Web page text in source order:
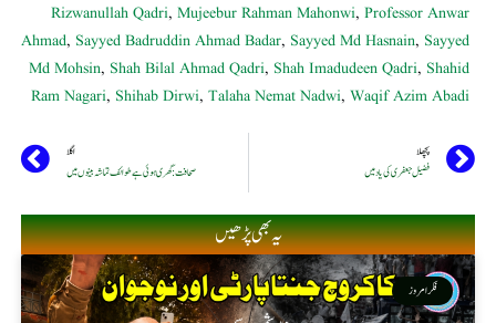
Rizwanullah Qadri,Mujeebur Rahman Mahonwi,Professor Anwar
Ahmad, Sayyed Badruddin Ahmad Badar, Sayyed Md Hasnain, Sayyed
Md Mohsin, Shah Bilal Ahmad Qadri, Shah Imadudeen Qadri, Shahid
Ram Nagari, Shihab Dirwi,Talaha Nemat Nadwi,Waqif Azim Abadi
پچھلا
فضیل جعفری کی یاد میں
اگلا
صحافت : گھری ہوئی ہے طوائف تماشہ بینوں میں
یہ بھی پڑھیں
فکر امروز